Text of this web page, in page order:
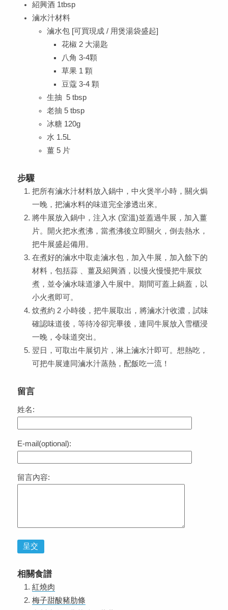
紹興酒 1tbsp
滷水汁材料
滷水包 [可買現成 / 用煲湯袋盛起]
花椒 2 大湯匙
八角 3-4顆
草果 1 顆
豆蔻 3-4 顆
生抽 5 tbsp
老抽 5 tbsp
冰糖 120g
水 1.5L
薑 5 片
步驟
把所有滷水汁材料放入鍋中，中火煲半小時，關火焗
一晚，把滷水料的味道完全滲透出來。
將牛展放入鍋中，注入水 (室溫)並蓋過牛展，加入薑
片。開火把水煮沸，當煮沸後立即關火，倒去熱水，
把牛展盛起備用。
在煮好的滷水中取走滷水包，加入牛展，加入餘下的
材料，包括蒜 、薑及紹興酒，以慢火慢慢把牛展炆
煮，並令滷水味道滲入牛展中。期間可蓋上鍋蓋，以
小火煮即可。
炆煮約 2 小時後，把牛展取出，將滷水汁收濃，試味
確認味道後，等待冷卻完畢後，連同牛展放入雪櫃浸
一晚，令味道突出。
翌日，可取出牛展切片，淋上滷水汁即可。想熱吃，
可把牛展連同滷水汁蒸熱，配飯吃一流！
留言
姓名:
E-mail(optional):
留言內容:
呈交
相關食譜
紅燒肉
梅子甜酸豬肋條